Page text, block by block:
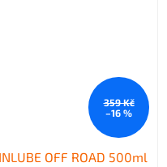
359 Kč
–16 %
OFF ROAD 500ml